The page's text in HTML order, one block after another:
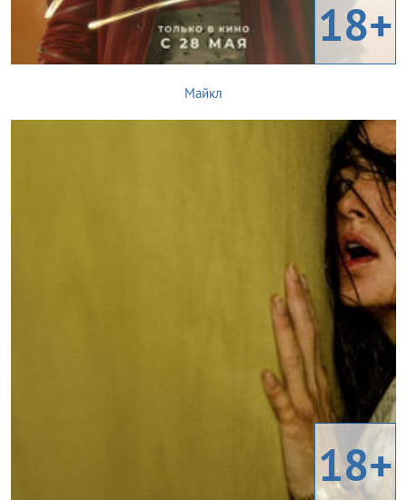
18+
Майкл
18+